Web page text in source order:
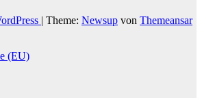
| Theme: Newsup von Themeansar
(EU)